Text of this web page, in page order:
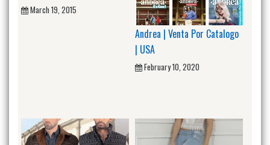
March 19, 2015
Andrea | Venta Por Catalogo
| USA
February 10, 2020